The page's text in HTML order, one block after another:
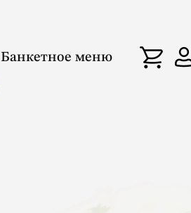
Банкетное меню